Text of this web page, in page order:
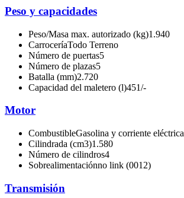
Peso y capacidades
Peso/Masa max. autorizado (kg)1.940
CarroceríaTodo Terreno
Número de puertas5
Número de plazas5
Batalla (mm)2.720
Capacidad del maletero (l)451/-
Motor
CombustibleGasolina y corriente eléctrica
Cilindrada (cm3)1.580
Número de cilindros4
Sobrealimentaciónno link (0012)
Transmisión